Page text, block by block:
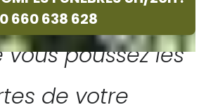
0 660 638 628
vous poussez les
de votre